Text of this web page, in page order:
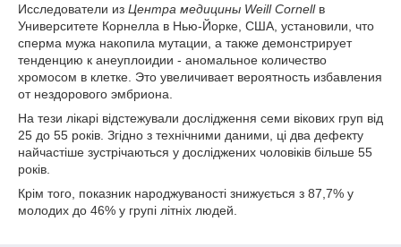
Исследователи из Центра медицины Weill Cornellв
Университете Корнелла в Нью-Йорке, США, установили, что
сперма мужа накопила мутации, а также демонстрирует
тенденцию к анеуплоидии - аномальное количество
хромосом в клетке. Это увеличивает вероятность избавления
от нездорового эмбриона.
На тези лікарі відстежували дослідження семи вікових груп від
25 до 55 років. Згідно з технічними даними, ці два дефекту
найчастіше зустрічаються у досліджених чоловіків більше 55
років.
Крім того, показник народжуваності знижується з 87,7% у
молодих до 46% у групі літніх людей.